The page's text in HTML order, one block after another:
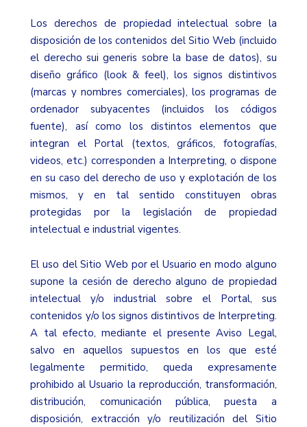
Los derechos de propiedad intelectual sobre la
disposición de los contenidos del Sitio Web (incluido
el derecho sui generis sobre la base de datos), su
diseño gráfico (look & feel), los signos distintivos
(marcas y nombres comerciales), los programas de
ordenador subyacentes (incluidos los códigos
fuente), así como los distintos elementos que
integran el Portal (textos, gráficos, fotografías,
videos, etc.) corresponden a Interpreting, o dispone
en su caso del derecho de uso y explotación de los
mismos, y en tal sentido constituyen obras
protegidas por la legislación de propiedad
intelectual e industrial vigentes.
El uso del Sitio Web por el Usuario en modo alguno
supone la cesión de derecho alguno de propiedad
intelectual y/o industrial sobre el Portal, sus
contenidos y/o los signos distintivos de Interpreting.
A tal efecto, mediante el presente Aviso Legal,
salvo en aquellos supuestos en los que esté
legalmente permitido, queda expresamente
prohibido al Usuario la reproducción, transformación,
distribución, comunicación pública, puesta a
disposición, extracción y/o reutilización del Sitio